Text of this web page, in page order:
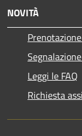
NOVITÀ
Leggi le FAQ
Richiesta